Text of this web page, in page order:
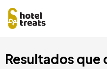
Resultados